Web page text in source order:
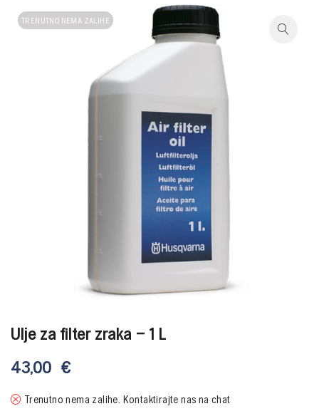
TRENUTNO NEMA ZALIHE
Ulje za filter zraka – 1 L
43,00 €
Trenutno nema zalihe. Kontaktirajte nas na chat